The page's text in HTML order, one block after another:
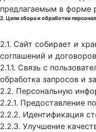
предлагаемым в форме
2. Цели сбора и обработки
2.1. Сайт собирает и
соглашений и
2.1.1. Связь с
обработка запросов и
2.2. Персональную
2.2.1. Предоставление
2.2.2. Идентификация
2.2.3. Улучшение